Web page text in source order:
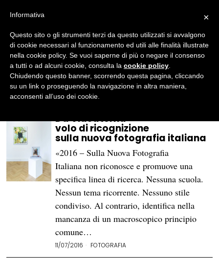
Francesca Leali
Nata a Brescia nel 1993. Laureata in lettere
moderne indirizzo arti all'Università di
Bergamo, dopo un anno trascorso in
Erasmus a Parigi. Appassionata di
fotografia, cinema, teatro e arte
contemporanea.
Da Viasaterna
volo di ricognizione
sulla nuova fotografia italiana
«2016 – Sulla Nuova Fotografia
Italiana non riconosce e promuove una
specifica linea di ricerca. Nessuna scuola.
Nessun tema ricorrente. Nessuno stile
condiviso. Al contrario, identifica nella
mancanza di un macroscopico principio
comune…
11/07/2016 FOTOGRAFIA
×
Informativa
Questo sito o gli strumenti terzi da questo utilizzati si avvalgono
di cookie necessari al funzionamento ed utili alle finalità illustrate
nella cookie policy. Se vuoi saperne di più o negare il consenso
a tutti o ad alcuni cookie, consulta la cookie policy
Chiudendo questo banner, scorrendo questa pagina, cliccando
su un link o proseguendo la navigazione in altra maniera,
acconsenti all’uso dei cookie.